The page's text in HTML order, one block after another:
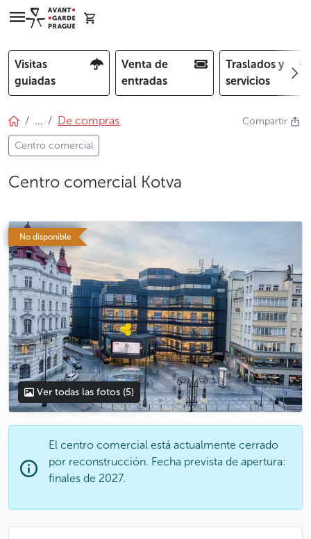
Visitas
guiadas
Venta de
entradas
Traslados y
servicios
… De compras
Centro comercial
Compartir
Centro comercial Kotva
No disponible
photo 5
Ver todas las fotos (5)
El centro comercial está actualmente cerrado
por reconstrucción. Fecha prevista de apertura:
finales de 2027.